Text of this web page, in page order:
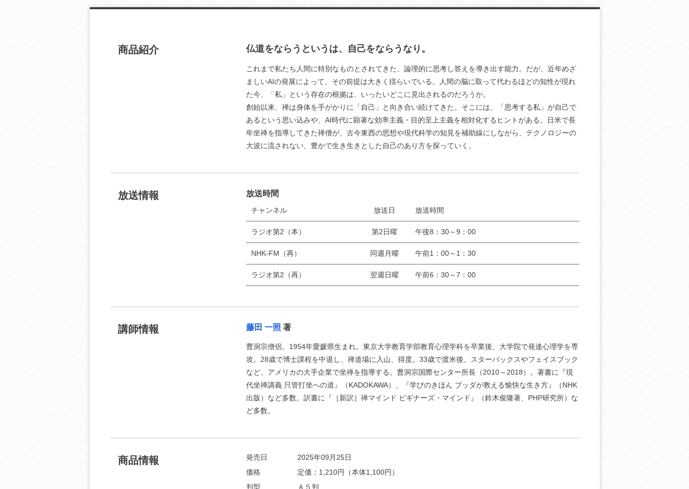
商品紹介 仏道をならうというは、自己をならうなり。
これまで私たち人間に特別なものとされてきた、論理的に思考し答えを導き出す能力。だが、近年めざ
ましいAIの発展によって、その前提は大きく揺らいでいる。人間の脳に取って代わるほどの知性が現れ
た今、「私」という存在の根拠は、いったいどこに見出されるのだろうか。
創始以来、禅は身体を手がかりに「自己」と向き合い続けてきた。そこには、「思考する私」が自己で
あるという思い込みや、AI時代に顕著な効率主義・目的至上主義を相対化するヒントがある。日米で長
年坐禅を指導してきた禅僧が、古今東西の思想や現代科学の知見を補助線にしながら、テクノロジーの
大波に流されない、豊かで生き生きとした自己のあり方を探っていく。
放送情報 放送時間
チャンネル 放送日 放送時間
ラジオ第2（本） 第2日曜 午後8：30～9：00
NHK-FM（再） 同週月曜 午前1：00～1：30
ラジオ第2（再） 翌週日曜 午前6：30～7：00
講師情報 藤田 一照 著
曹洞宗僧侶。1954年愛媛県生まれ。東京大学教育学部教育心理学科を卒業後、大学院で発達心理学を専
攻。28歳で博士課程を中退し、禅道場に入山、得度。33歳で渡米後、スターバックスやフェイスブック
など、アメリカの大手企業で坐禅を指導する。曹洞宗国際センター所長（2010～2018）。著書に『現
代坐禅講義 只管打坐への道』（KADOKAWA）、『学びのきほん ブッダが教える愉快な生き方』（NHK
出版）など多数。訳書に『［新訳］禅マインド ビギナーズ・マインド』（鈴木俊隆著、PHP研究所）な
ど多数。
商品情報 発売日
2025年09月25日
価格
定価： 1,210円（本体1,100円）
判型
Ａ５判